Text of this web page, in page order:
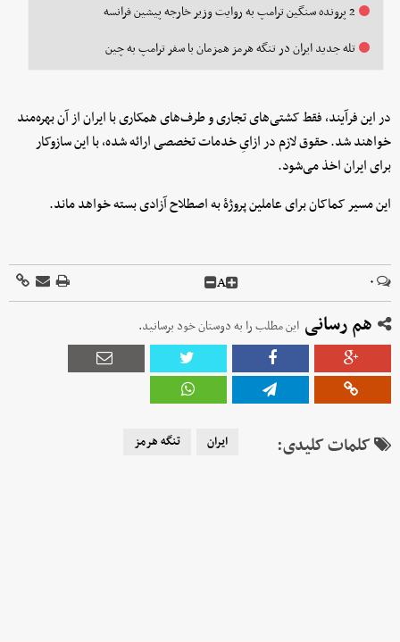
2 پرونده سنگین ترامپ به روایت وزیر خارجه پیشین فرانسه
تله جدید ایران در تنگه هرمز همزمان با سفر ترامپ به چین
در این فرآیند، فقط کشتی‌های تجاری و طرف‌های همکاری با ایران از آن بهره‌مند
خواهند شد. حقوق لازم در ازایِ خدمات تخصصی ارائه شده، با این سازوکار
برای ایران اخذ می‌شود.
این مسیر کماکان برای عاملین پروژهٔ به اصطلاح آزادی بسته خواهد ماند.
۰ A
هم رسانی این مطلب را به دوستان خود برسانید.
کلمات کلیدی: ایران تنگه هرمز